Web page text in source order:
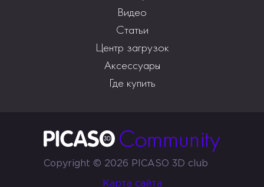
Видео
Статьи
Центр загрузок
Аксессуары
Где купить
Copyright © 2026 PICASO 3D club
Карта сайта